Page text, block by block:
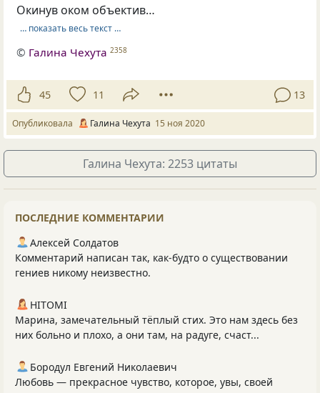
Окинув оком объектив…
… показать весь текст …
© Галина Чехута 2358
45 11 13
Опубликовала Галина Чехута 15 ноя 2020
Галина Чехута: 2253 цитаты
ПОСЛЕДНИЕ КОММЕНТАРИИ
Алексей Солдатов
Комментарий написан так, как-будто о существовании
гениев никому неизвестно.
HITOMI
Марина, замечательный тёплый стих. Это нам здесь без
них больно и плохо, а они там, на радуге, счаст...
Бородул Евгений Николаевич
Любовь — прекрасное чувство, которое, увы, своей